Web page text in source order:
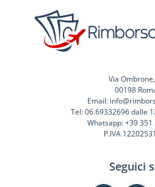
Via
00198
Email:
Tel: 06.69332696 dalle
Whatsapp: +39 351
P.IVA
Seguici